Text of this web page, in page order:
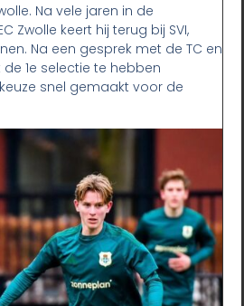
Na vele jaren in de
Zwolle keert hij terug bij SVI,
Na een gesprek met de TC en
1e selectie te hebben
snel gemaakt voor de